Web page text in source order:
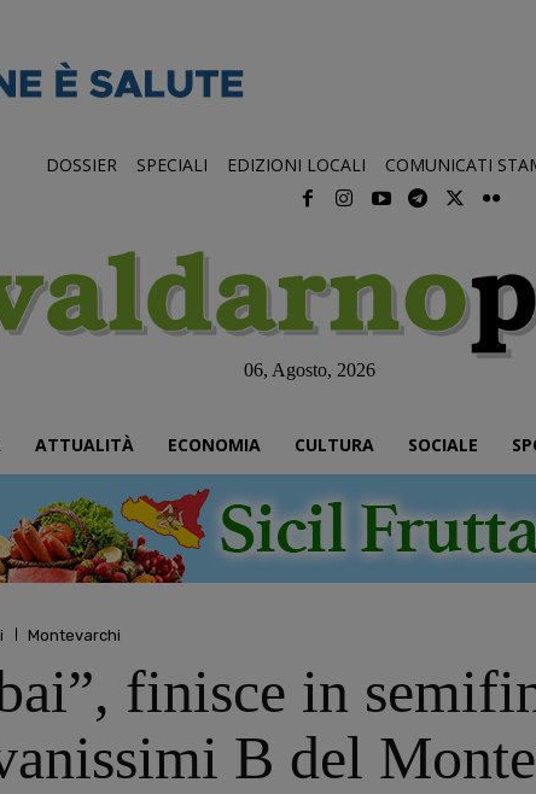
DOSSIER SPECIALI EDIZIONI LOCALI COMUNICATI
06, Agosto, 2026
ATTUALITÀ ECONOMIA CULTURA SOCIALE
Montevarchi
finisce in
B del